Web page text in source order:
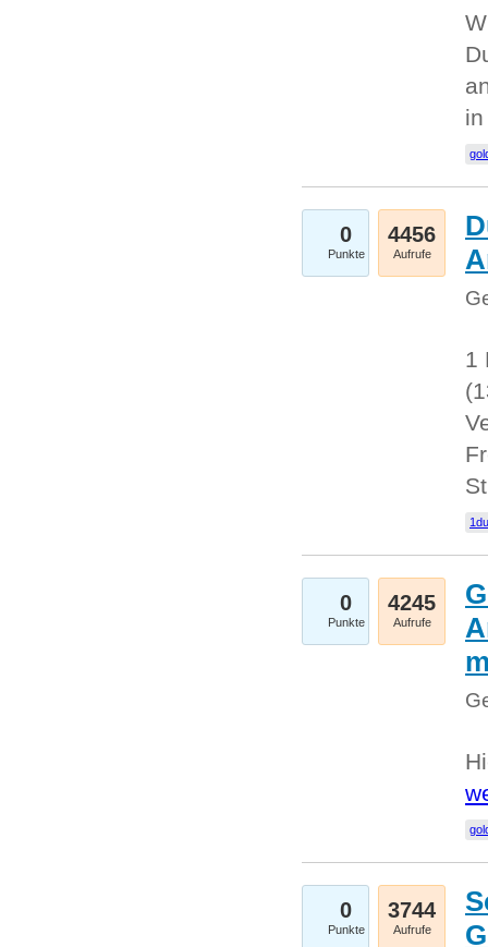
0
Punkte
4456
Aufrufe
1
0
Punkte
4245
Aufrufe
0
Punkte
3744
Aufrufe